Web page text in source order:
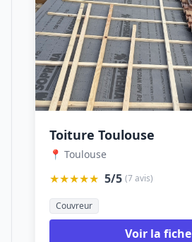
Toiture Toulouse
📍 Toulouse
★★★★★ 5/5 (7 avis)
Couvreur
Voir la fiche